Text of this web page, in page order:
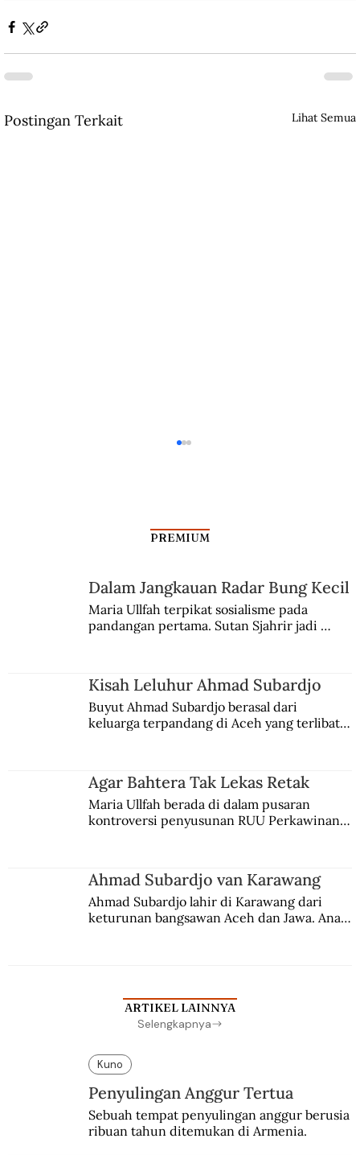
Postingan Terkait Lihat Semua
Wabah Rabies Munculkan Vampir
PREMIUM
Dalam Jangkauan Radar Bung Kecil
Maria Ullfah terpikat sosialisme pada
pandangan pertama. Sutan Sjahrir jadi
Kisah Leluhur Ahmad Subardjo
Buyut Ahmad Subardjo berasal dari
keluarga terpandang di Aceh yang terlibat
Agar Bahtera Tak Lekas Retak
Maria Ullfah berada di dalam pusaran
kontroversi penyusunan RUU Perkawinan.
Ahmad Subardjo van Karawang
Ahmad Subardjo lahir di Karawang dari
keturunan bangsawan Aceh dan Jawa. Anak
ARTIKEL LAINNYA
Selengkapnya
Kuno
Penyulingan Anggur Tertua
Sebuah tempat penyulingan anggur berusia
ribuan tahun ditemukan di Armenia.